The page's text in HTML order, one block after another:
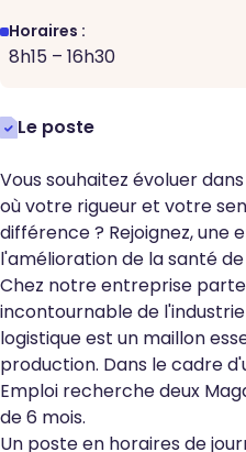
Horaires :
8h15 – 16h30
Le poste
Vous souhaitez évoluer
où votre rigueur et votre
différence ? Rejoignez, une
l'amélioration de la santé
Chez notre entreprise
incontournable de
logistique est un maillon
production. Dans le cadre
Emploi recherche deux
de 6 mois.
Un poste en horaires de